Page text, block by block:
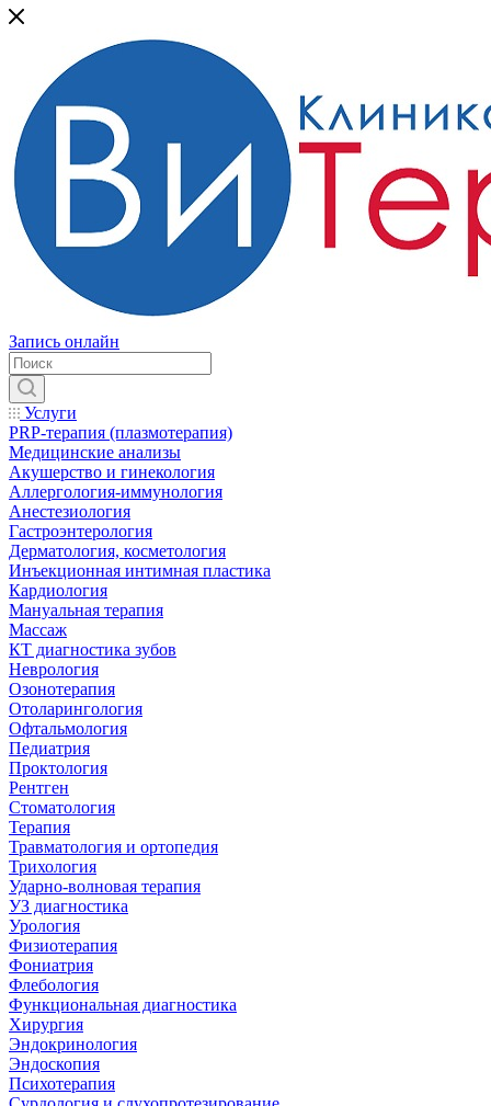
Запись онлайн
Услуги
PRP-терапия (плазмотерапия)
Медицинские анализы
Акушерство и гинекология
Аллергология-иммунология
Анестезиология
Гастроэнтерология
Дерматология, косметология
Инъекционная интимная пластика
Кардиология
Мануальная терапия
Массаж
КТ диагностика зубов
Неврология
Озонотерапия
Отоларингология
Офтальмология
Педиатрия
Проктология
Рентген
Стоматология
Терапия
Травматология и ортопедия
Трихология
Ударно-волновая терапия
УЗ диагностика
Урология
Физиотерапия
Фониатрия
Флебология
Функциональная диагностика
Хирургия
Эндокринология
Эндоскопия
Психотерапия